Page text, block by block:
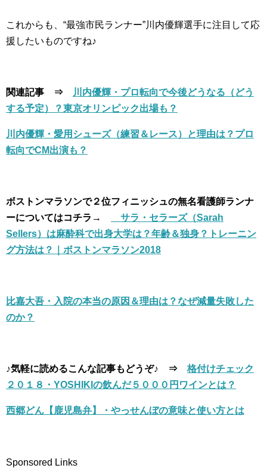
これからも、“最強市民ランナー”川内優輝選手に注目して応
援したいものですね♪
関連記事 ⇒
川内優輝・プロ転向で今後どうなる（どう
する予定）？東京オリンピック出場も？
川内優輝・愛用シューズ（練習＆レース）と理由は？プロ
転向でCM出演も？
ボストンマラソンで２位フィニッシュの無名看護師ランナ
ーについてはコチラ→
サラ・セラーズ（Sarah
Sellers）は麻酔科で出身大学は？年齢＆独身？トレーニン
グ方法は？｜ボストンマラソン2018
比嘉大吾・入院の本当の原因＆理由は？なぜ減量失敗した
のか？
♪気軽に読めるこんな記事もどうぞ♪ ⇒ 格付けチェック
２０１８・YOSHIKIの飲んだ５０００円ワインとは？
西郷どん【鹿児島弁】・やっせんぼの意味と使い方とは
Sponsored Links